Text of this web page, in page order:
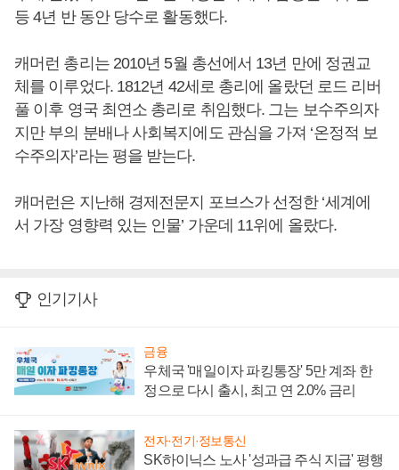
등 4년 반 동안 당수로 활동했다.
캐머런 총리는 2010년 5월 총선에서 13년 만에 정권교
체를 이루었다. 1812년 42세로 총리에 올랐던 로드 리버
풀 이후 영국 최연소 총리로 취임했다. 그는 보수주의자
지만 부의 분배나 사회복지에도 관심을 가져 ‘온정적 보
수주의자’라는 평을 받는다.
캐머런은 지난해 경제전문지 포브스가 선정한 ‘세계에
서 가장 영향력 있는 인물’ 가운데 11위에 올랐다.
인기기사
금융
우체국 '매일이자 파킹통장' 5만 계좌 한
정으로 다시 출시, 최고 연 2.0% 금리
전자·전기·정보통신
SK하이닉스 노사 '성과급 주식 지급' 평행